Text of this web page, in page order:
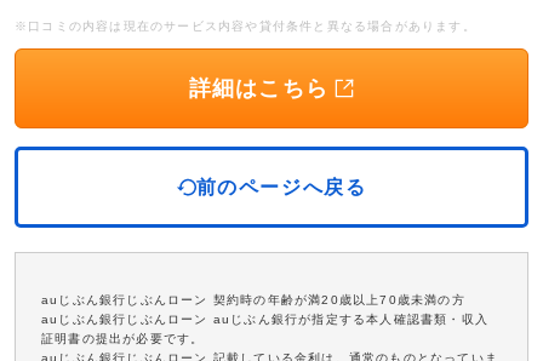
※口コミの内容は現在のサービス内容や貸付条件と異なる場合があります。
詳細はこちら
前のページへ戻る
auじぶん銀行じぶんローン 契約時の年齢が満20歳以上70歳未満の方
auじぶん銀行じぶんローン auじぶん銀行が指定する本人確認書類・収入
証明書の提出が必要です。
auじぶん銀行じぶんローン 記載している金利は、通常のものとなっていま